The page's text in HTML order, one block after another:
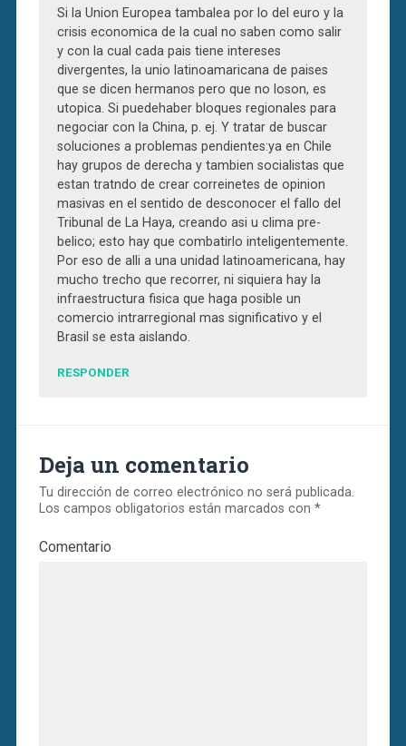
Si la Union Europea tambalea por lo del euro y la
crisis economica de la cual no saben como salir
y con la cual cada pais tiene intereses
divergentes, la unio latinoamaricana de paises
que se dicen hermanos pero que no loson, es
utopica. Si puedehaber bloques regionales para
negociar con la China, p. ej. Y tratar de buscar
soluciones a problemas pendientes:ya en Chile
hay grupos de derecha y tambien socialistas que
estan tratndo de crear correinetes de opinion
masivas en el sentido de desconocer el fallo del
Tribunal de La Haya, creando asi u clima pre-
belico; esto hay que combatirlo inteligentemente.
Por eso de alli a una unidad latinoamericana, hay
mucho trecho que recorrer, ni siquiera hay la
infraestructura fisica que haga posible un
comercio intrarregional mas significativo y el
Brasil se esta aislando.
RESPONDER
Deja un comentario
Tu dirección de correo electrónico no será publicada.
Los campos obligatorios están marcados con *
Comentario